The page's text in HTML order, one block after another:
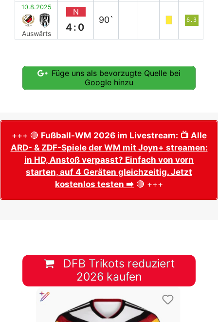
10.8.2025
Auswärts
N
4:0
90` 6.3
Füge uns als bevorzugte Quelle bei
Google hinzu
+++ 🔴 Fußball-WM 2026 im Livestream: 📺 Alle
ARD- & ZDF-Spiele der WM mit Joyn+ streamen:
in HD, Anstoß verpasst? Einfach von vorn
starten, auf 4 Geräten gleichzeitig. Jetzt
kostenlos testen ➡️ 🔴 +++
DFB Trikots reduziert
2026 kaufen